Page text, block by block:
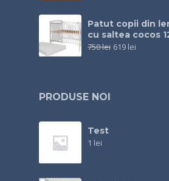
Patut copii din
cu saltea cocos
750lei 619 lei
PRODUSE NOI
Test
1 lei